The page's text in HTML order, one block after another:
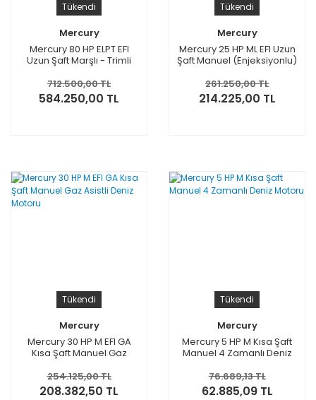
Tükendi
Mercury
Mercury 80 HP ELPT EFI
Uzun Şaft Marşlı - Trimli
712.500,00 TL
584.250,00 TL
Tükendi
Mercury
Mercury 25 HP ML EFI Uzun
Şaft Manuel (Enjeksiyonlu)
261.250,00 TL
214.225,00 TL
Tükendi
Mercury
Mercury 30 HP M EFI GA
Kısa Şaft Manuel Gaz
254.125,00 TL
208.382,50 TL
Tükendi
Mercury
Mercury 5 HP M Kısa Şaft
Manuel 4 Zamanlı Deniz
76.689,13 TL
62.885,09 TL